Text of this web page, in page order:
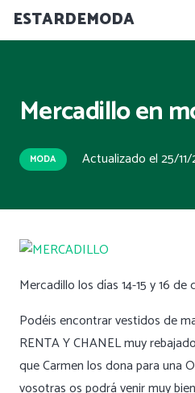
ESTARDEMODA
Mercadillo en
MODA Actualizado el25/
Mercadillo los días 14-15 y 16 de
Podéis encontrar vestidos de
RENTA Y CHANEL muy
que Carmen los dona para una